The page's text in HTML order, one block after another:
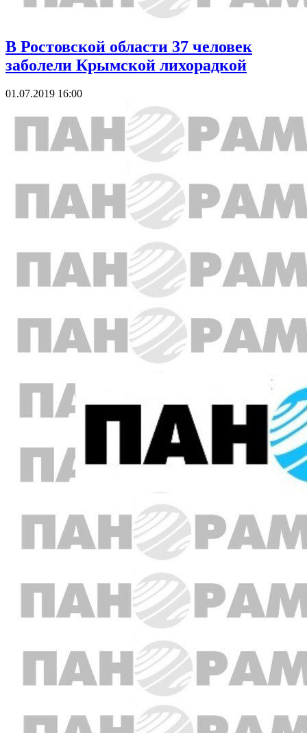
В Ростовской области 37 человек
заболели Крымской лихорадкой
01.07.2019 16:00